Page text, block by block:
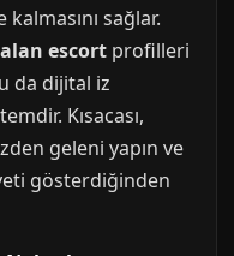
kalmasını sağlar.
escort profilleri
da dijital iz
Kısacası,
geleni yapın ve
gösterdiğinden